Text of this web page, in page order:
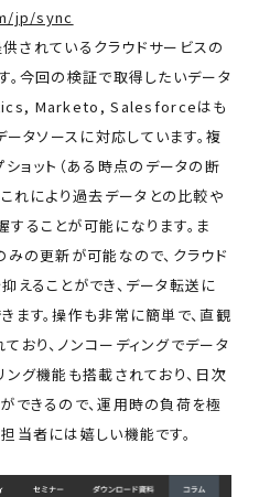
jp/sync
されているクラウドサービスの
。今回の検証で取得したいデータ
Marketo, Salesforceはも
タソースに対応しています。複
ョット（ある時点のデータの断
れにより過去データとの比較や
ることが可能になります。ま
みの更新が可能なので、クラウド
えることができ、データ転送に
ます。操作も非常に簡単で、直観
おり、ノンコーディングでデータ
ング機能も搭載されており、日次
できるので、運用時の負荷を極
当者には嬉しい機能です。